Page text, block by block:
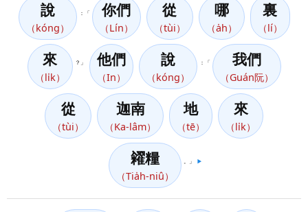
說
（kóng）
：「 你們
（Lín）
從
（tùi）
哪
（a̍h）
裏
（lí）
來
（li̍k）
？」 他們
（In）
說
（kóng）
：「 我們
（Guán阮）
從
（tùi）
迦南
（Ka-lâm）
地
（tē）
來
（li̍k）
糴糧
（Tia̍h-niû）
。」 ▶️